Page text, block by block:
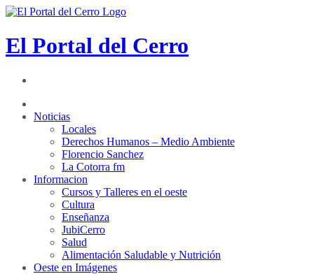
El Portal del Cerro
Noticias
Locales
Derechos Humanos – Medio Ambiente
Florencio Sanchez
La Cotorra fm
Informacion
Cursos y Talleres en el oeste
Cultura
Enseñanza
JubiCerro
Salud
Alimentación Saludable y Nutrición
Oeste en Imágenes